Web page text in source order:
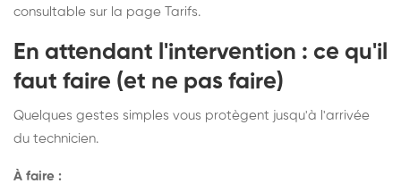
consultable sur la page Tarifs.
En attendant l'intervention : ce qu'il
faut faire (et ne pas faire)
Quelques gestes simples vous protègent jusqu'à l'arrivée
du technicien.
À faire :